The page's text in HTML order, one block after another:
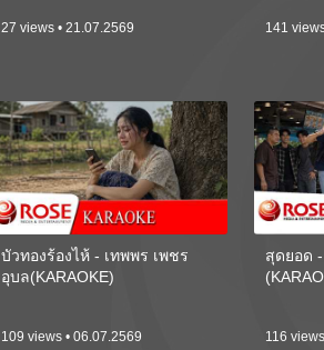
27 views • 21.07.2569 141
บัวทองร้องไห้ - เทพพร เพชร
อุบล(KARAOKE)
109 views • 06.07.2569
สุดยอด
116